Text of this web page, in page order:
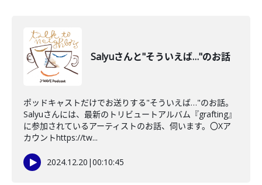
Salyuさんと"そういえば…"のお話
ポッドキャストだけでお送りする"そういえば…"のお話。
Salyuさんには、最新のトリビュートアルバム『grafting』
に参加されているアーティストのお話、伺います。〇Xア
カウントhttps://tw...
2024.12.20 |00:10:45